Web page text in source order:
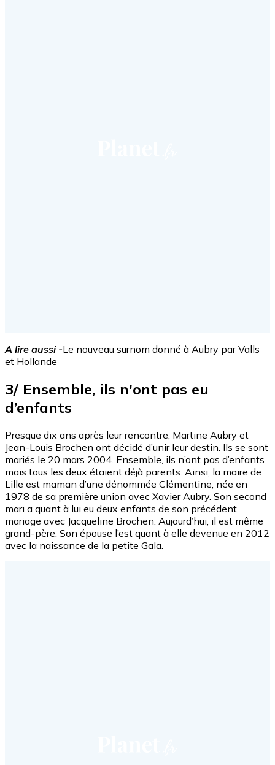
A lire aussi -Le nouveau surnom donné à Aubry par Valls
et Hollande
3/ Ensemble, ils n'ont pas eu
d’enfants
Presque dix ans après leur rencontre, Martine Aubry et
Jean-Louis Brochen ont décidé d’unir leur destin. Ils se sont
mariés le 20 mars 2004. Ensemble, ils n’ont pas d’enfants
mais tous les deux étaient déjà parents. Ainsi, la maire de
Lille est maman d’une dénommée Clémentine, née en
1978 de sa première union avec Xavier Aubry. Son second
mari a quant à lui eu deux enfants de son précédent
mariage avec Jacqueline Brochen. Aujourd’hui, il est même
grand-père. Son épouse l’est quant à elle devenue en 2012
avec la naissance de la petite Gala.